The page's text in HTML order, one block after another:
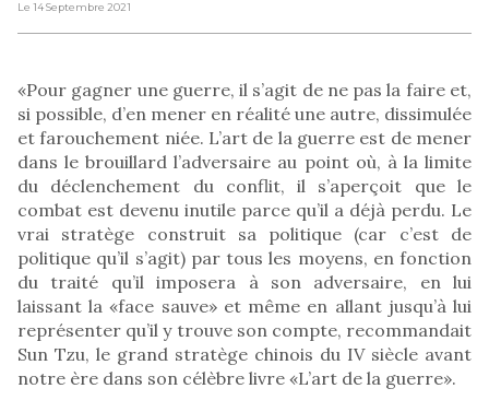
Le 14 Septembre 2021
«Pour gagner une guerre, il s’agit de ne pas la faire et,
si possible, d’en mener en réalité une autre, dissimulée
et farouchement niée. L’art de la guerre est de mener
dans le brouillard l’adversaire au point où, à la limite
du déclenchement du conflit, il s’aperçoit que le
combat est devenu inutile parce qu’il a déjà perdu. Le
vrai stratège construit sa politique (car c’est de
politique qu’il s’agit) par tous les moyens, en fonction
du traité qu’il imposera à son adversaire, en lui
laissant la «face sauve» et même en allant jusqu’à lui
représenter qu’il y trouve son compte, recommandait
Sun Tzu, le grand stratège chinois du IV siècle avant
notre ère dans son célèbre livre «L’art de la guerre».